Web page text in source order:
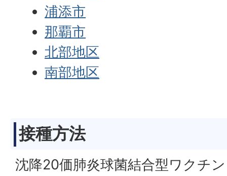
浦添市
那覇市
北部地区
南部地区
接種方法
沈降20価肺炎球菌結合型ワクチ